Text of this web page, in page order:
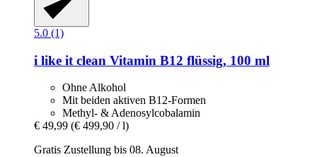
5.0 (1)
i like it clean Vitamin B12 flüssig, 100 ml
Ohne Alkohol
Mit beiden aktiven B12-Formen
Methyl- & Adenosylcobalamin
€ 49,99 (€ 499,90 / l)
Gratis Zustellung bis 08. August